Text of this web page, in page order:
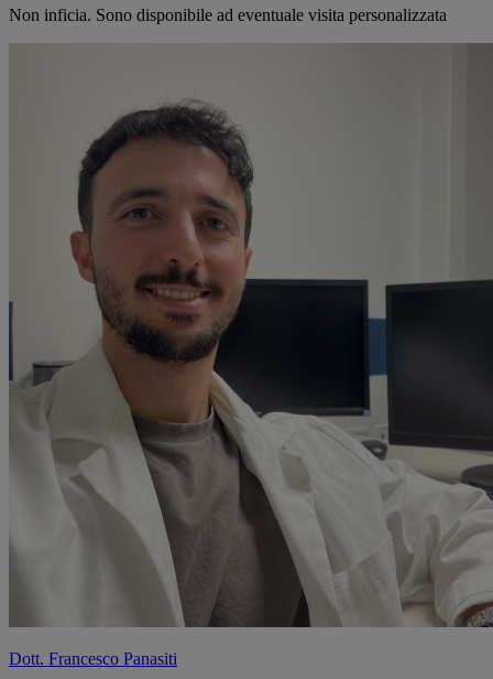
Non inficia. Sono disponibile ad eventuale visita personalizzata
Dott. Francesco Panasiti